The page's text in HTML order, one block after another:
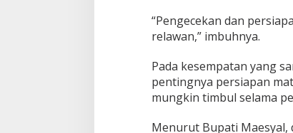
a
n
a
l
a
m
“Pengecekan dan
relawan,” imbuhnya.
Pada kesempatan yang
pentingnya persiapan
mungkin timbul selama
Menurut Bupati